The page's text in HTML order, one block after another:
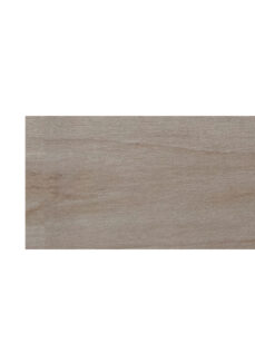
กระเบื้องสระ
กระเบื้องสระ
กระเบื้องขอบสระว่า